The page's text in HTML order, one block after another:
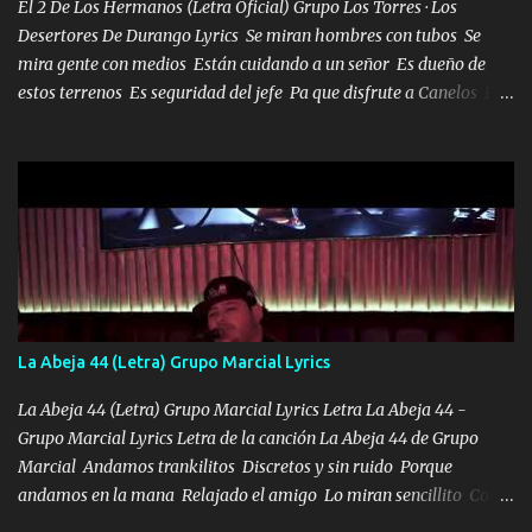
El 2 De Los Hermanos (Letra Oficial) Grupo Los Torres · Los
Desertores De Durango Lyrics Se miran hombres con tubos Se
mira gente con medios Están cuidando a un señor Es dueño de
estos terrenos Es seguridad del jefe Pa que disfrute a Canelos Es
ni tampoco las mujeres porque es platica de grandes por eso hay
que estar alegres doy las instrucciones para atender los deberes
Música Si es que salta algún problema de confianza tengo gente
ahí está el Hombre Cuarenta y también Pariente 7 arreglan
cualquier problema no más es cuestión que ordené NOS HACE
FALTA UN HERMANO DE CLAVE ERA EL 24 SIEMPRE FUE UN
HOMBRE VALIENTE POR ALGO M'URIÓ PELEAND0 SIEMPRE
VIO POR LA FAMILIA PARA QUE SIGA EL LEGADO Es el DOS de
los HERMANOS un cerebro inteligente y com...
La Abeja 44 (Letra) Grupo Marcial Lyrics
La Abeja 44 (Letra) Grupo Marcial Lyrics Letra La Abeja 44 -
Grupo Marcial Lyrics Letra de la canción La Abeja 44 de Grupo
Marcial Andamos trankilitos Discretos y sin ruido Porque
andamos en la mana Relajado el amigo Lo miran sencillito Con